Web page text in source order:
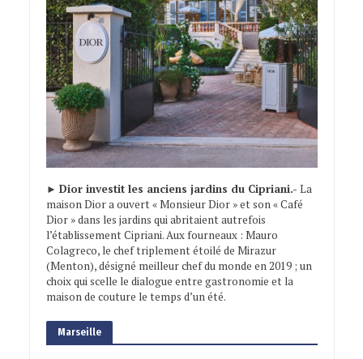
► Dior investit les anciens jardins du Cipriani.- La
maison Dior a ouvert « Monsieur Dior » et son « Café
Dior » dans les jardins qui abritaient autrefois
l’établissement Cipriani. Aux fourneaux : Mauro
Colagreco, le chef triplement étoilé de Mirazur
(Menton), désigné meilleur chef du monde en 2019 ; un
choix qui scelle le dialogue entre gastronomie et la
maison de couture le temps d’un été.
Marseille